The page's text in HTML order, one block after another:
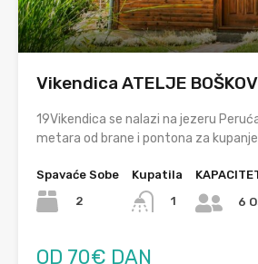
Vikendica ATELJE
19Vikendica se nalazi na jezeru
metara od brane i pontona za
Spavaće Sobe
2
Kupatila
1
6
OD 70€ DAN